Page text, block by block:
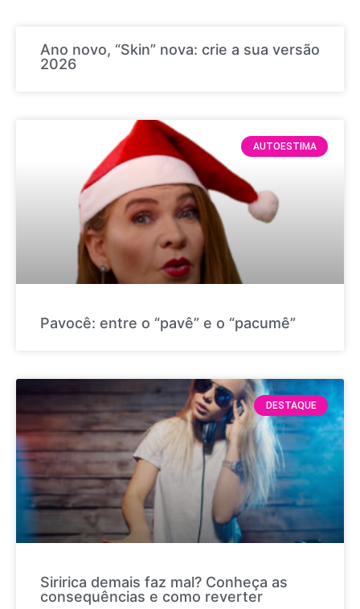
Ano novo, “Skin” nova: crie a sua versão
2026
AUTOESTIMA
Pavocê: entre o “pavê” e o “pacumê”
DESTAQUE
Siririca demais faz mal? Conheça as
consequências e como reverter